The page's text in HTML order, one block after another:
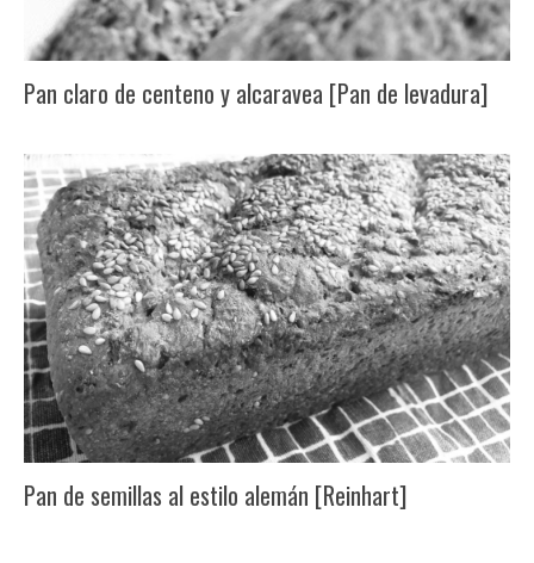
Pan claro de centeno y alcaravea [Pan de levadura]
Pan de semillas al estilo alemán [Reinhart]